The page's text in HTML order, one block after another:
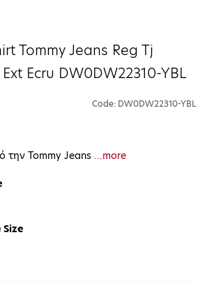
Tommy Jeans Reg Tj
Ecru DW0DW22310-YBL
Code: DW0DW22310-YBL
την Tommy Jeans ...more
Size